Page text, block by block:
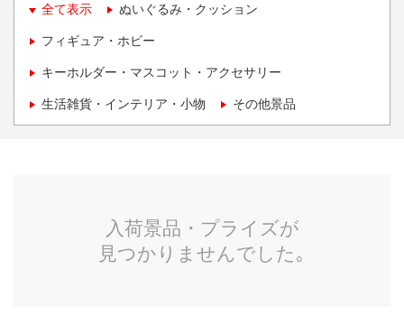
全て表示 ぬいぐるみ・クッション
フィギュア・ホビー
キーホルダー・マスコット・アクセサリー
生活雑貨・インテリア・小物 その他景品